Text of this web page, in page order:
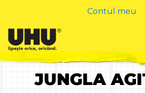
Contul meu
JUNGLA